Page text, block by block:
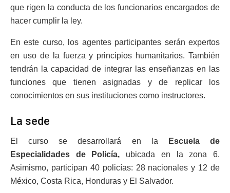
que rigen la conducta de los funcionarios encargados de
hacer cumplir la ley.
En este curso, los agentes participantes serán expertos
en uso de la fuerza y principios humanitarios. También
tendrán la capacidad de integrar las enseñanzas en las
funciones que tienen asignadas y de replicar los
conocimientos en sus instituciones como instructores.
La sede
El curso se desarrollará en la
Escuela de
Especialidades de Policía, ubicada en la zona 6.
Asimismo, participan 40 policías: 28 nacionales y 12 de
México, Costa Rica, Honduras y El Salvador.